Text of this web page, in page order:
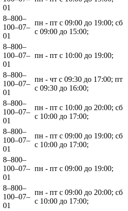
01
8‒800‒
100‒07‒
01
пн - пт с 09:00 до 19:00; сб
с 09:00 до 15:00;
8‒800‒
100‒07‒
01
пн - пт с 10:00 до 19:00;
8‒800‒
100‒07‒
01
пн - чт с 09:30 до 17:00; пт
с 09:30 до 16:00;
8‒800‒
100‒07‒
01
пн - пт с 10:00 до 20:00; сб
с 10:00 до 17:00;
8‒800‒
100‒07‒
01
пн - пт с 09:00 до 19:00; сб
с 10:00 до 17:00;
8‒800‒
100‒07‒
01
пн - пт с 09:00 до 19:00;
8‒800‒
100‒07‒
01
пн - пт с 09:00 до 20:00; сб
с 10:00 до 17:00;